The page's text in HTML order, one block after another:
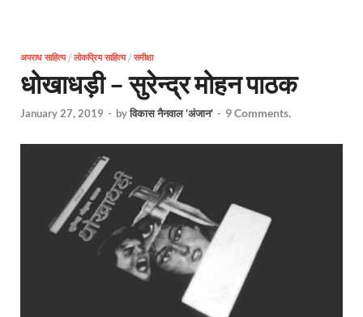
अपराध साहित्य/ लोकप्रिय साहित्य/ समीक्षा
धोखाधड़ी – सुरेन्द्र मोहन पाठक
January 27, 2019 - byविकास नैनवाल 'अंजान' - 9 Comments.